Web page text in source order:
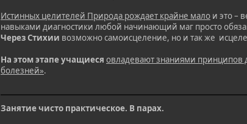
Истинных целителей Природа рождает крайне мало и это –
навыками диагностики любой начинающий маг просто
Через Стихии возможно самоисцеление, но и так же
На этом этапе учащиеся овладевают знаниями принципов
болезней».
Занятие чисто практическое. В парах.